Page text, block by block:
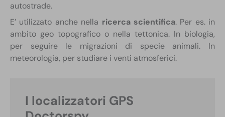
autostrade.
E’ utilizzato anche nella ricerca scientifica. Per es. in
ambito geo topografico o nella tettonica. In biologia,
per seguire le migrazioni di specie animali. In
meteorologia, per studiare i venti atmosferici.
I localizzatori GPS